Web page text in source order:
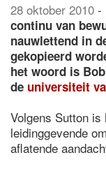
28 oktober 2010 -
continu van
nauwlettend in
gekopieerd
het woord is
de universiteit
Volgens Sutton
leidinggevende
aflatende